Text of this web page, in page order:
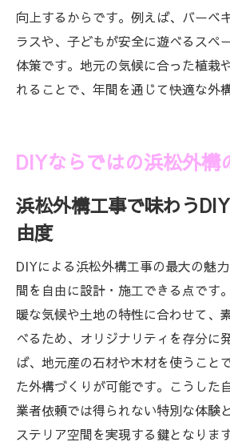
向上するからです。例えば、バーベ
ラスや、子どもが安全に遊べるスペ
体策です。地元の気候に合った植栽
れることで、年間を通じて快適な外
DIYならではの浜松外構
浜松外構工事で味わう
由度
DIYによる浜松外構工事の最大の魅
間を自由に設計・施工できる点です
暖な気候や土地の特性に合わせて、
べるため、オリジナリティを存分に
ば、地元産の石材や木材を使うこと
た外構づくりが可能です。こうした
業者依頼では得られない特別な体験
ステリア空間を実現する鍵となります